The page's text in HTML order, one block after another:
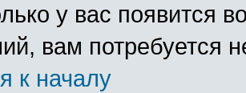
у вас появится
вам потребуется
к началу